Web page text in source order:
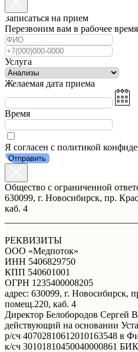
Записаться на прием
Перезвоним вам в рабочее
Услуга
Желаемая дата приема
Время
Я согласен с политикой
Отправить
Общество с ограниченной
630099, г. Новосибирск, пр.
каб. 4
РЕКВИЗИТЫ
ООО «Медпоток»
ИНН 5406829750
КПП 540601001
ОГРН 1235400008205
адрес: 630099, г. Новосибирск,
помещ.220, каб. 4
Директор Белобородов Сергей
действующий на основании
р/сч 40702810612010163548 в
к/сч 30101810450040000861